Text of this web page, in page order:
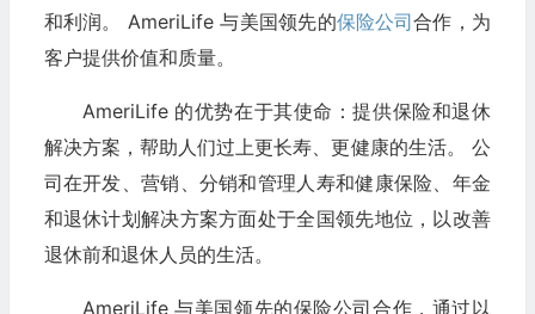
和利润。 AmeriLife 与美国领先的保险公司合作，为
客户提供价值和质量。
AmeriLife 的优势在于其使命：提供保险和退休
解决方案，帮助人们过上更长寿、更健康的生活。 公
司在开发、营销、分销和管理人寿和健康保险、年金
和退休计划解决方案方面处于全国领先地位，以改善
退休前和退休人员的生活。
AmeriLife 与美国领先的保险公司合作，通过以